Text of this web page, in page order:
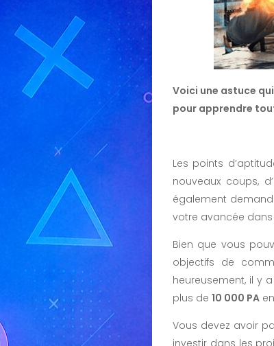
Voici une astuce
pour apprendre
Les points
nouveaux coups,
également
votre avancée dans
Bien que vous
objectifs de
heureusement, il y
plus de 10 000 PA
Vous devez avoir
investir dans les